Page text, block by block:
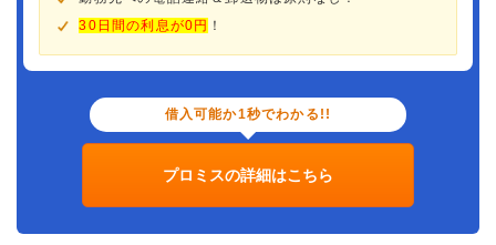
30日間の利息が0円 ！
借入可能か1秒でわかる!!
プロミスの詳細はこちら